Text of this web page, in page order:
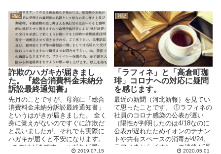
雑記
詐欺のハガキが届きまし
た。『総合消費料金未納分
訴訟最終通知書』
先月のことですが、母宛に「総合
消費料金未納分訴訟最終通知書」
というはがきが届きました。 全く
身に覚えがないのですぐに詐欺だ
と思いましたが、それでも実際に
ハガキが届くと不安になります。
↓このはがきです。 ハガキが届い
2019.07.15
雑記
「ラフィネ」と「高倉町珈
琲」コロナへの対応に疑問
を感じます。
最近の新聞（河北新報）を見てい
て思ったことです。 ①ラフィネの
社員のコロナ感染の公表が遅い
（陽性が判明したのは4/18なのに
公表が遅れたためイオンのテナン
トや共有スペースの消毒が4/24。
ラフィネからイオンへの連絡が遅
2020.05.01